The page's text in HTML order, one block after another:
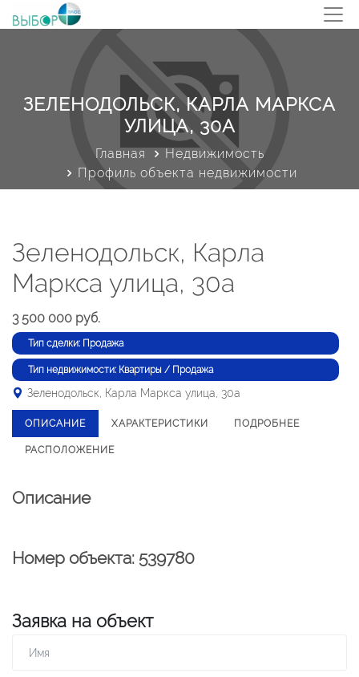
ЗЕЛЕНОДОЛЬСК, КАРЛА МАРКСА
УЛИЦА, 30А
Главная
Недвижимость
Профиль объекта недвижимости
Зеленодольск, Карла
Маркса улица, 30а
3 500 000 руб.
Тип сделки: Продажа
Тип недвижимости: Квартиры / Продажа
Зеленодольск, Карла Маркса улица, 30а
ОПИСАНИЕ ХАРАКТЕРИСТИКИ ПОДРОБНЕЕ
РАСПОЛОЖЕНИЕ
Описание
Номер объекта: 539780
Заявка на объект